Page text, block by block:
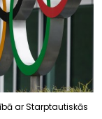
ar Starptautiskās